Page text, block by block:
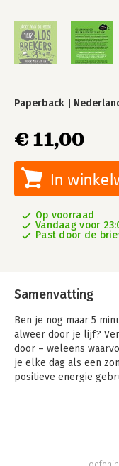
Paperback
€ 11,00
In
Op voorraad
Vandaag voor
Past door de
Samenvatting
Ben je nog maar 5
alweer door je lijf?
door – weleens
je elke dag als een
positieve energie